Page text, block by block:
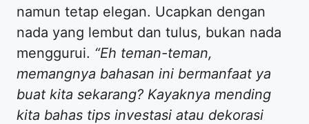
namun tetap elegan. Ucapkan dengan
nada yang lembut dan tulus, bukan nada
menggurui. “Eh teman-teman,
memangnya bahasan ini bermanfaat ya
buat kita sekarang? Kayaknya mending
kita bahas tips investasi atau dekorasi